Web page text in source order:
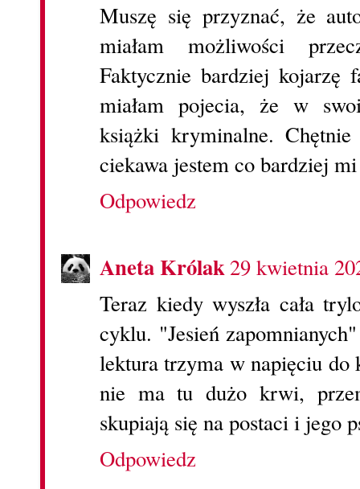
Muszę się przyznać, że
miałam możliwości
Faktycznie bardziej kojarzę
miałam pojecia, że w
książki kryminalne.
ciekawa jestem co bardziej
Odpowiedz
Aneta Królak29 kwietnia
Teraz kiedy wyszła cała
cyklu. "Jesień
lektura trzyma w napięciu do
nie ma tu dużo krwi,
skupiają się na postaci i jego
Odpowiedz